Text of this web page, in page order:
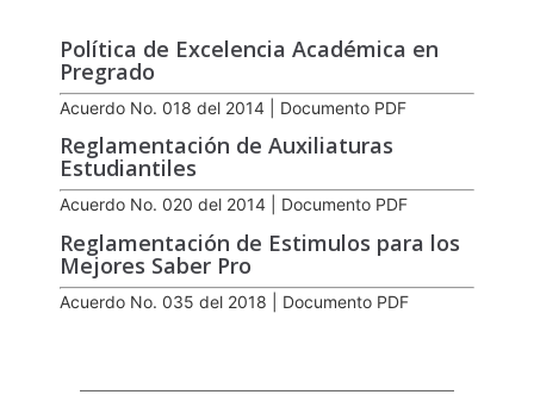
Política de Excelencia Académica en
Pregrado
Acuerdo No. 018 del 2014 | Documento PDF
Reglamentación de Auxiliaturas
Estudiantiles
Acuerdo No. 020 del 2014 | Documento PDF
Reglamentación de Estimulos para los
Mejores Saber Pro
Acuerdo No. 035 del 2018 | Documento PDF